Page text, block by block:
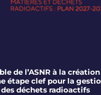
de l’ASNR à la
étape clef pour la
déchets radioactifs